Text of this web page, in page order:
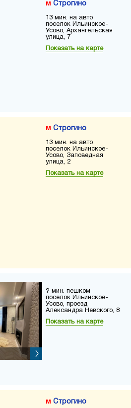
Строгино
13 мин. на авто
поселок Ильинское-
Усово, Архангельская
улица, 7
Показать на карте
Строгино
13 мин. на авто
поселок Ильинское-
Усово, Заповедная
улица, 2
Показать на карте
? мин. пешком
поселок Ильинское-
Усово, проезд
Александра Невского, 8
Показать на карте
Строгино